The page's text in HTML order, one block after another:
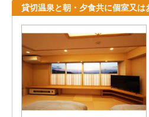
貸切温泉と朝・夕食共に個室又